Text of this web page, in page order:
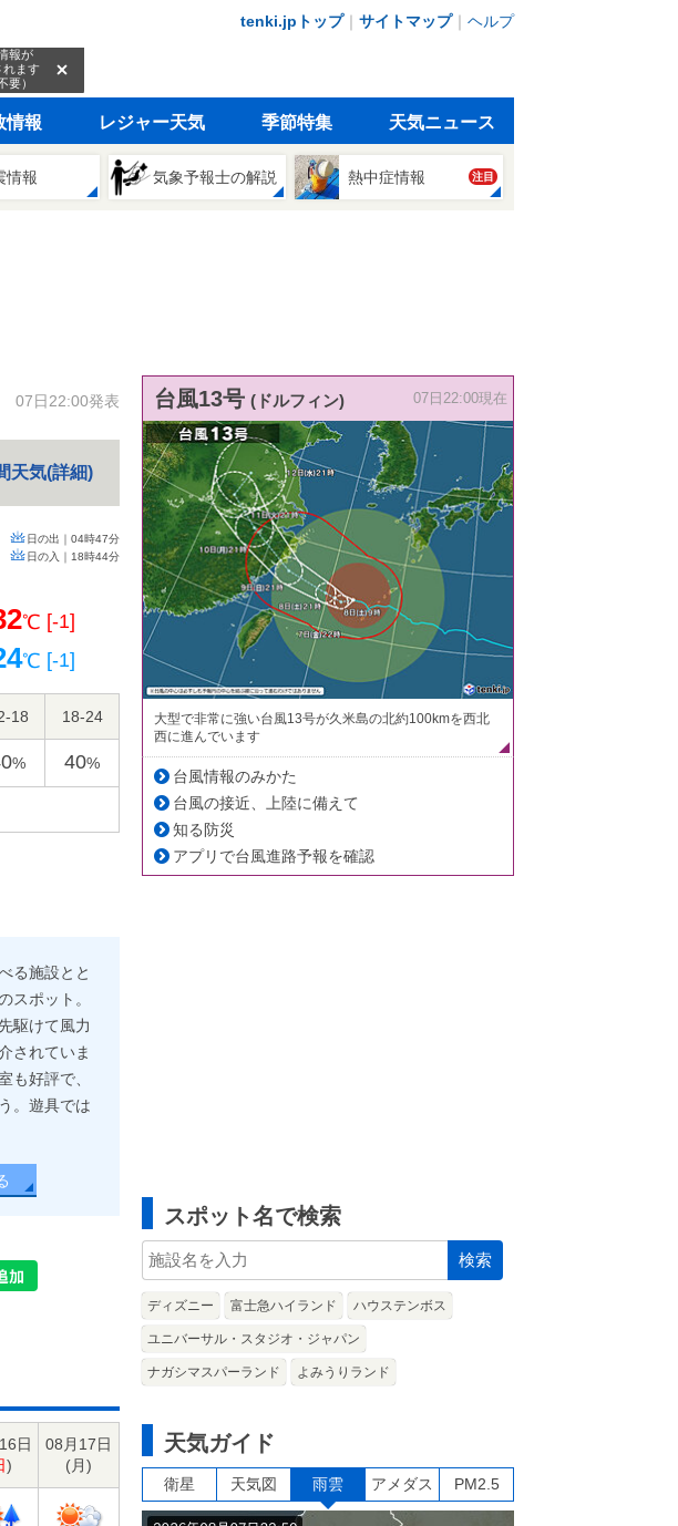
tenki.jpトップ｜ サイトマップ｜ ヘルプ
報が
れます
要）
情報 レジャー天気 季節特集 天気ニュース
情報 気象予報士の解説 熱中症情報 注目
07日22:00発表
天気(詳細)
日の出｜ 04時47分
日の入｜ 18時44分
℃ [-1]
℃ [-1]
18 18-24
% 40%
る施設とと
スポット。
駆けて風力
されていま
も好評で、
。遊具では
日
)
08月17日
(月)
台風13号 (ドルフィン) 07日22:00現在
大型で非常に強い台風13号が久米島の北約100kmを西北
西に進んでいます
台風情報のみかた
台風の接近、上陸に備えて
知る防災
アプリで台風進路予報を確認
スポット名で検索
検索
ディズニー 富士急ハイランド ハウステンボス
ユニバーサル・スタジオ・ジャパン
ナガシマスパーランド よみうりランド
天気ガイド
衛星 天気図 雨雲 アメダス PM2.5